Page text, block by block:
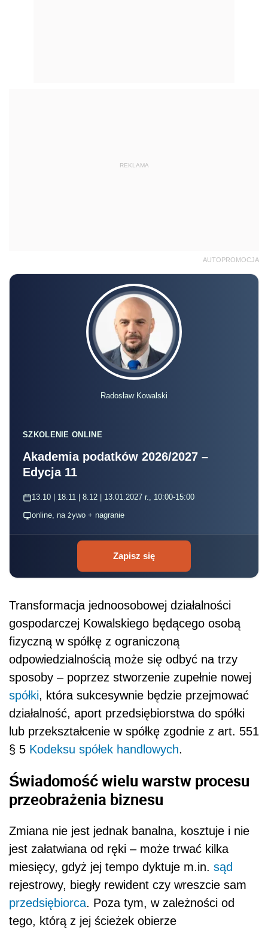
REKLAMA
AUTOPROMOCJA
Radosław Kowalski
SZKOLENIE ONLINE
Akademia podatków 2026/2027 –
Edycja 11
13.10 | 18.11 | 8.12 | 13.01.2027 r., 10:00-15:00
online, na żywo + nagranie
Zapisz się
Transformacja jednoosobowej działalności
gospodarczej Kowalskiego będącego osobą
fizyczną w spółkę z ograniczoną
odpowiedzialnością może się odbyć na trzy
sposoby – poprzez stworzenie zupełnie nowej
spółki, która sukcesywnie będzie przejmować
działalność, aport przedsiębiorstwa do spółki
lub przekształcenie w spółkę zgodnie z art. 551
§ 5 Kodeksu spółek handlowych.
Świadomość wielu warstw procesu
przeobrażenia biznesu
Zmiana nie jest jednak banalna, kosztuje i nie
jest załatwiana od ręki – może trwać kilka
miesięcy, gdyż jej tempo dyktuje m.in. sąd
rejestrowy, biegły rewident czy wreszcie sam
przedsiębiorca. Poza tym, w zależności od
tego, którą z jej ścieżek obierze